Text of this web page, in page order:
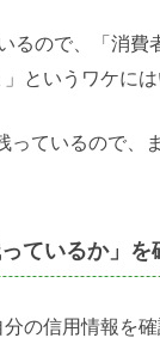
るので、「消
というワケには
っているので、
ているか」を
の信用情報を確